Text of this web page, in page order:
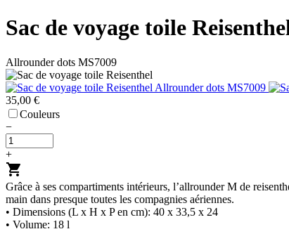
Sac de voyage toile
Allrounder dots MS7009
35,00 €
Couleurs
−
+
shopping_cart
Grâce à ses compartiments intérieurs, l’allrounder M de
main dans presque toutes les compagnies aériennes.
• Dimensions (L x H x P en cm): 40 x 33,5 x 24
• Volume: 18 l